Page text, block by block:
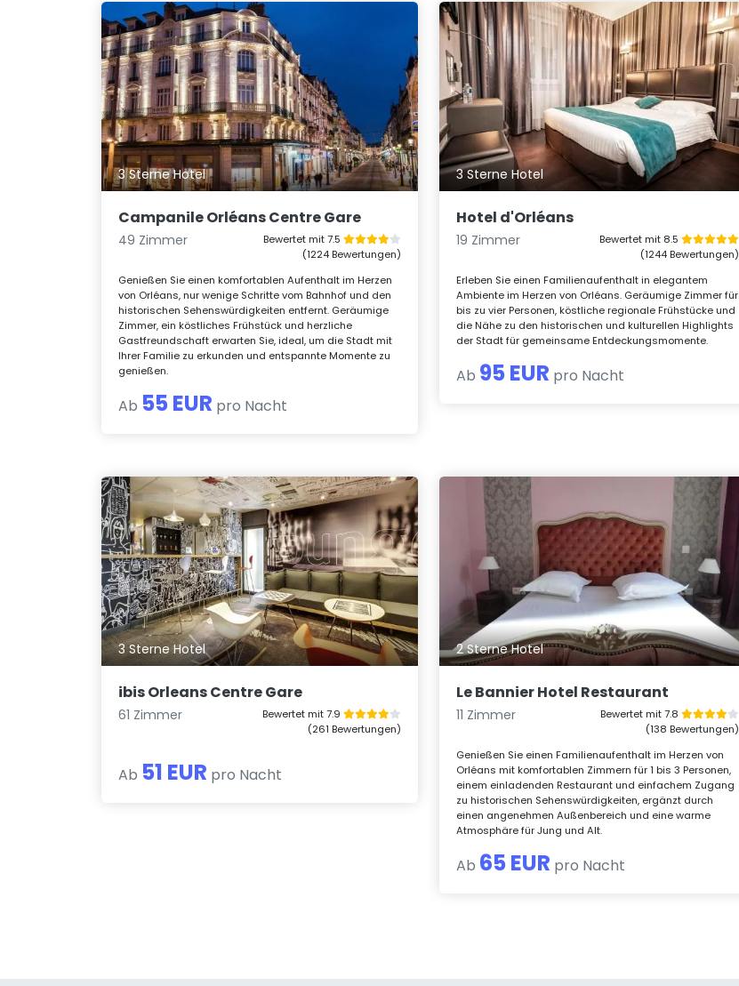
3 Sterne Hotel
Campanile Orléans Centre Gare
49 Zimmer
Bewertet mit 7.5
(1224 Bewertungen)
Genießen Sie einen komfortablen Aufenthalt im Herzen
von Orléans, nur wenige Schritte vom Bahnhof und den
historischen Sehenswürdigkeiten entfernt. Geräumige
Zimmer, ein köstliches Frühstück und herzliche
Gastfreundschaft erwarten Sie, ideal, um die Stadt mit
Ihrer Familie zu erkunden und entspannte Momente zu
genießen.
Ab 55 EUR pro Nacht
3 Sterne Hotel
Hotel d'Orléans
19 Zimmer
Bewertet mit 8.5
(1244 Bewertungen)
Erleben Sie einen Familienaufenthalt in elegantem
Ambiente im Herzen von Orléans. Geräumige Zimmer für
bis zu vier Personen, köstliche regionale Frühstücke und
die Nähe zu den historischen und kulturellen Highlights
der Stadt für gemeinsame Entdeckungsmomente.
Ab 95 EUR pro Nacht
3 Sterne Hotel
ibis Orleans Centre Gare
61 Zimmer
Bewertet mit 7.9
(261 Bewertungen)
Ab 51 EUR pro Nacht
2 Sterne Hotel
Le Bannier Hotel Restaurant
11 Zimmer
Bewertet mit 7.8
(138 Bewertungen)
Genießen Sie einen Familienaufenthalt im Herzen von
Orléans mit komfortablen Zimmern für 1 bis 3 Personen,
einem einladenden Restaurant und einfachem Zugang
zu historischen Sehenswürdigkeiten, ergänzt durch
einen angenehmen Außenbereich und eine warme
Atmosphäre für Jung und Alt.
Ab 65 EUR pro Nacht